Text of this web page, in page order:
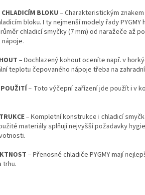
BLOKU – Charakteristickým
bloku. I ty nejmenší modely řady PYGMY
chladicí smyčky (7 mm) od naražeče až
– Dochlazený kohout oceníte např. v
teplotu čepovaného nápoje třeba na
– Toto výčepní zařízení jde použít i v
– Kompletní konstrukce i chladicí
materiály splňují nejvyšší požadavky
– Přenosné chladiče PYGMY mají
trhu.